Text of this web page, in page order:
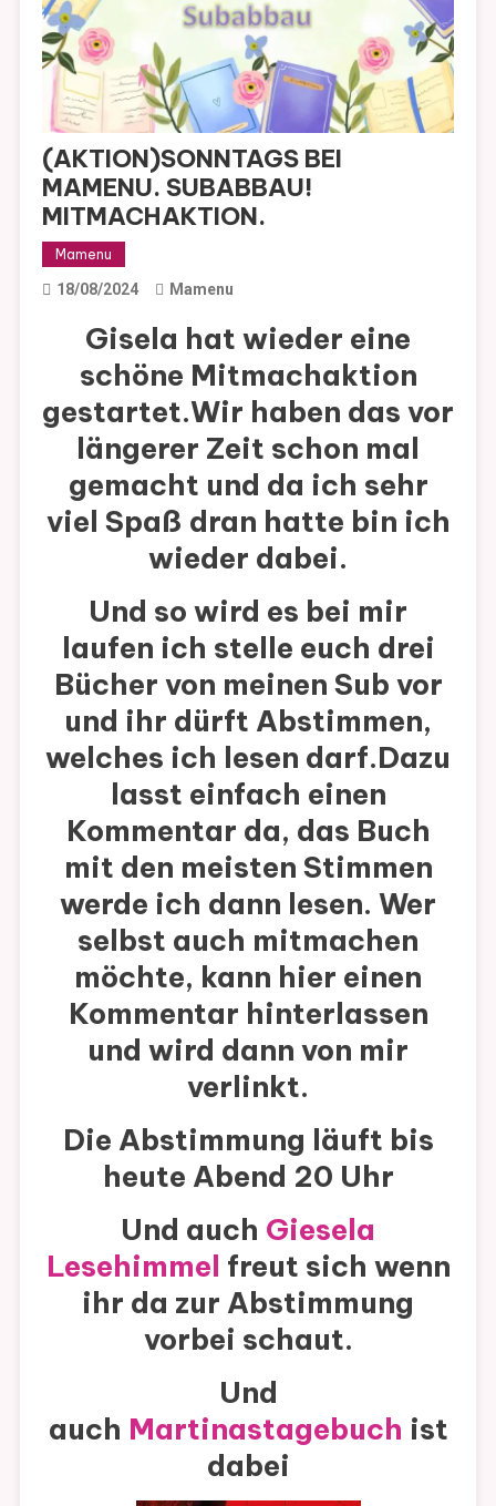
(AKTION)SONNTAGS BEI
MAMENU. SUBABBAU!
MITMACHAKTION.
Mamenu
18/08/2024 Mamenu
Gisela hat wieder eine
schöne Mitmachaktion
gestartet.Wir haben das vor
längerer Zeit schon mal
gemacht und da ich sehr
viel Spaß dran hatte bin ich
wieder dabei.
Und so wird es bei mir
laufen ich stelle euch drei
Bücher von meinen Sub vor
und ihr dürft Abstimmen,
welches ich lesen darf.Dazu
lasst einfach einen
Kommentar da, das Buch
mit den meisten Stimmen
werde ich dann lesen. Wer
selbst auch mitmachen
möchte, kann hier einen
Kommentar hinterlassen
und wird dann von mir
verlinkt.
Die Abstimmung läuft bis
heute Abend 20 Uhr
Und auch Giesela
Lesehimmel freut sich wenn
ihr da zur Abstimmung
vorbei schaut.
Und
auch Martinastagebuch ist
dabei